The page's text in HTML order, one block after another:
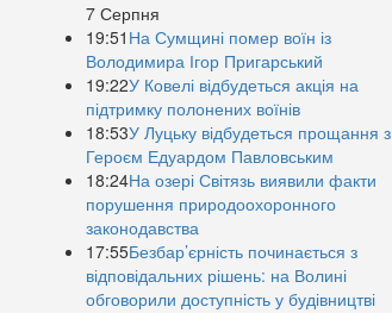
7 Серпня
19:51 На Сумщині помер воїн із
Володимира Ігор Пригарський
19:22У Ковелі відбудеться акція на
підтримку полонених воїнів
18:53У Луцьку відбудеться прощання з
Героєм Едуардом Павловським
18:24На озері Світязь виявили факти
порушення природоохоронного
законодавства
17:55Безбар’єрність починається з
відповідальних рішень: на Волині
обговорили доступність у будівництві